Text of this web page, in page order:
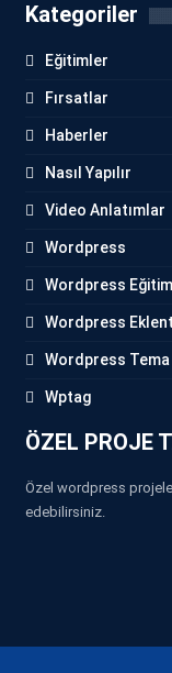
Kategoriler
Eğitimler
Fırsatlar
Haberler
Nasıl Yapılır
Video Anlatımlar
Wordpress
Wordpress Eğitim
Wordpress
Wordpress Tema
Wptag
ÖZEL PROJE
Özel wordpress
edebilirsiniz.